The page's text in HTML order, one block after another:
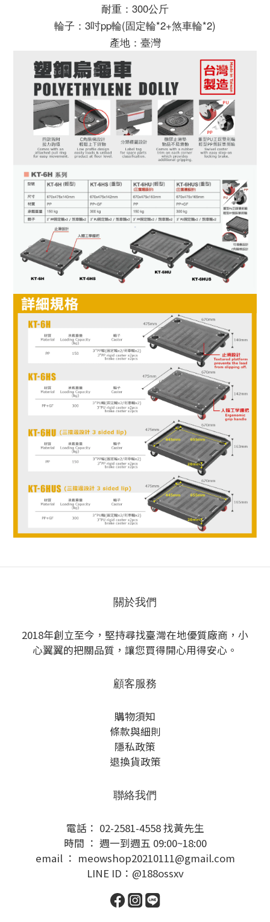
耐重：300公斤
輪子：3吋pp輪(固定輪*2+煞車輪*2)
產地：臺灣
關於我們
2018年創立至今，堅持尋找臺灣在地優質廠商，小
心翼翼的把關品質，讓您買得開心用得安心。
顧客服務
購物須知
條款與細則
隱私政策
退換貨政策
聯絡我們
電話： 02-2581-4558 找黃先生
時間 ： 週一到週五 09:00~18:00
email ： meowshop20210111@gmail.com
LINE ID：@188ossxv